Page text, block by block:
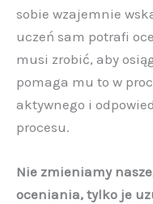
sobie wzajemnie
uczeń sam potrafi
musi zrobić, aby
pomaga mu to w
aktywnego i
procesu.
Nie zmieniamy
oceniania, tylko je